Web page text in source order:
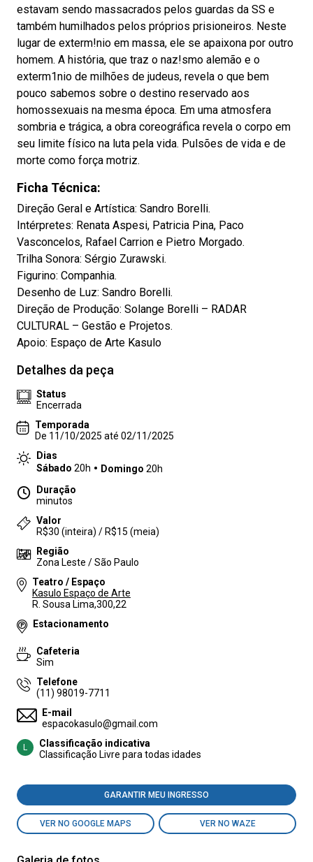
estavam sendo massacrados pelos guardas da SS e
também humilhados pelos próprios prisioneiros. Neste
lugar de exterm!nio em massa, ele se apaixona por outro
homem. A história, que traz o naz!smo alemão e o
exterm1nio de milhões de judeus, revela o que bem
pouco sabemos sobre o destino reservado aos
homossexuais na mesma época. Em uma atmosfera
sombria e trágica, a obra coreográfica revela o corpo em
seu limite físico na luta pela vida. Pulsões de vida e de
morte como força motriz.
Ficha Técnica:
Direção Geral e Artística: Sandro Borelli.
Intérpretes: Renata Aspesi, Patricia Pina, Paco
Vasconcelos, Rafael Carrion e Pietro Morgado.
Trilha Sonora: Sérgio Zurawski.
Figurino: Companhia.
Desenho de Luz: Sandro Borelli.
Direção de Produção: Solange Borelli – RADAR
CULTURAL – Gestão e Projetos.
Apoio: Espaço de Arte Kasulo
Detalhes da peça
Status
Encerrada
Temporada
De 11/10/2025 até 02/11/2025
Dias
Sábado 20h Domingo 20h
Duração
minutos
Valor
R$30 (inteira) / R$15 (meia)
Região
Zona Leste / São Paulo
Teatro / Espaço
Kasulo Espaço de Arte
R. Sousa Lima,300,22
Estacionamento
Cafeteria
Sim
Telefone
(11) 98019-7711
E-mail
espacokasulo@gmail.com
L
Classificação indicativa
Classificação Livre para todas idades
GARANTIR MEU INGRESSO
VER NO GOOGLE MAPS VER NO WAZE